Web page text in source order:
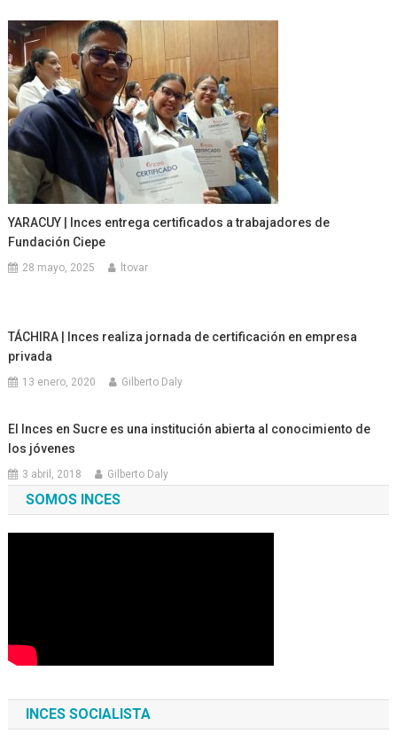
YARACUY | Inces entrega certificados a trabajadores de
Fundación Ciepe
28 mayo, 2025 ltovar
TÁCHIRA | Inces realiza jornada de certificación en empresa
privada
13 enero, 2020 Gilberto Daly
El Inces en Sucre es una institución abierta al conocimiento de
los jóvenes
3 abril, 2018 Gilberto Daly
SOMOS INCES
INCES SOCIALISTA